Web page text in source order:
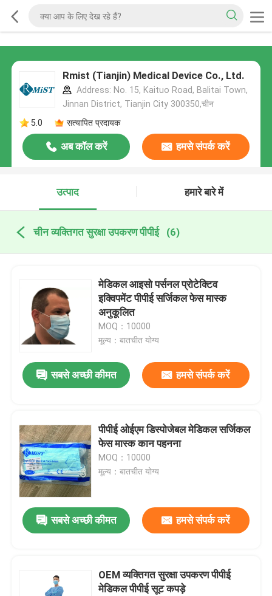
Rmist (Tianjin) Medical Device Co., Ltd.
Address: No. 15, Kaituo Road, Balitai Town,
Jinnan District, Tianjin City 300350,चीन
5.0
सत्यापित प्रदायक
अब कॉल करें हमसे संपर्क करें
उत्पाद हमारे बारे में
चीन व्यक्तिगत सुरक्षा उपकरण पीपीई (6)
मेडिकल आइसो पर्सनल प्रोटेक्टिव
इक्विपमेंट पीपीई सर्जिकल फेस मास्क
अनुकूलित
MOQ：10000
मूल्य：बातचीत योग्य
सबसे अच्छी कीमत हमसे संपर्क करें
पीपीई ओईएम डिस्पोजेबल मेडिकल सर्जिकल
फेस मास्क कान पहनना
MOQ：10000
मूल्य：बातचीत योग्य
सबसे अच्छी कीमत हमसे संपर्क करें
OEM व्यक्तिगत सुरक्षा उपकरण पीपीई
मेडिकल पीपीई सूट कपड़े